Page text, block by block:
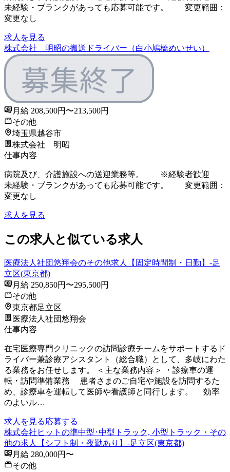
未経験・ブランクがあっても応募可能です。 変更範囲：
変更なし
求人を見る
株式会社 明昭の搬送ドライバー（白小鳩橋めいせい）
月給 208,500円〜213,500円
その他
埼玉県越谷市
株式会社 明昭
仕事内容
病院及び、介護施設への送迎業務等。 ※経験者歓迎
未経験・ブランクがあっても応募可能です。 変更範囲：
変更なし
求人を見る
この求人と似ている求人
医療法人社団悠翔会のその他求人【固定時間制・日勤】-足
立区(東京都)
月給 250,850円〜295,500円
その他
東京都足立区
医療法人社団悠翔会
仕事内容
在宅医療専門クリニックの訪問診療チームをサポートするド
ライバー兼診療アシスタント（総合職）として、多岐にわた
る業務をお任せします。 ＜主な業務内容＞ ・診療車の運
転・訪問準備業務 患者さまのご自宅や施設を訪問するた
め、診療車を運転して医師や看護師と同行します。 効率
のよいル…
求人を見る応募する
株式会社ヒットの準中型･中型トラック, 小型トラック・その
他の求人【シフト制・夜勤あり】-足立区(東京都)
月給 280,000円〜
その他